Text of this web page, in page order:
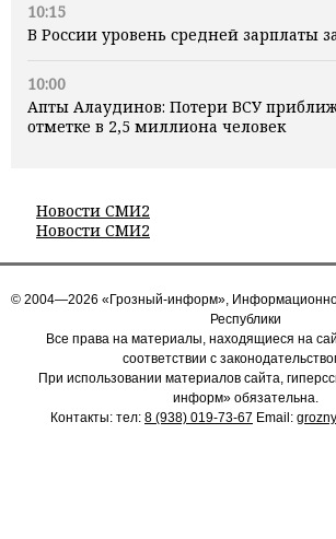
10:15
В России уровень средней зарплаты
10:00
Апты Алаудинов: Потери ВСУ
отметке в 2,5 миллиона человек
Новости СМИ2
Новости СМИ2
© 2004—2026 «Грозный-информ»,
Республики
Все права на материалы, находящиеся на
соответствии с
При использовании материалов сайта,
информ» обязательна.
Контакты: тел: 8 (938) 019-73-67 Email: